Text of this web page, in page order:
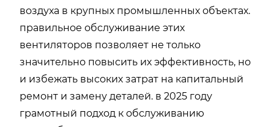
воздуха в крупных промышленных объектах.
правильное обслуживание этих
вентиляторов позволяет не только
значительно повысить их эффективность, но
и избежать высоких затрат на капитальный
ремонт и замену деталей. в 2025 году
грамотный подход к обслуживанию